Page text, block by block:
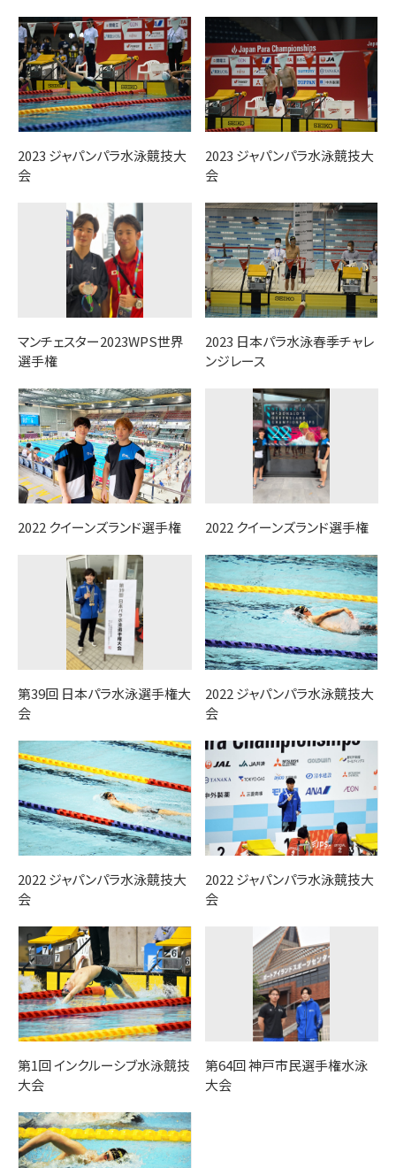
2023 ジャパンパラ水泳競技大
会
2023 ジャパンパラ水泳競技大
会
マンチェスター2023WPS世界
選手権
2023 日本パラ水泳春季チャレ
ンジレース
2022 クイーンズランド選手権 2022 クイーンズランド選手権
第39回 日本パラ水泳選手権大
会
2022 ジャパンパラ水泳競技大
会
2022 ジャパンパラ水泳競技大
会
2022 ジャパンパラ水泳競技大
会
第1回 インクルーシブ水泳競技
大会
第64回 神戸市民選手権水泳
大会